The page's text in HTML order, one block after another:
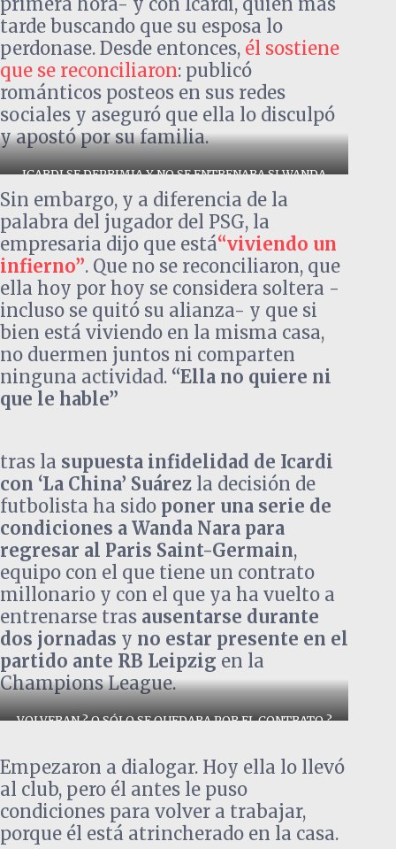
tarde buscando que su esposa lo
perdonase. Desde entonces, él sostiene
que se reconciliaron: publicó
románticos posteos en sus redes
sociales y aseguró que ella lo disculpó
y apostó por su familia.
ICARDI SE DEPRIMIA Y NO SE ENTRENABA SI WANDA
NARA NO LO PERDONARA
Sin embargo, y a diferencia de la
palabra del jugador del PSG, la
empresaria dijo que está“viviendo un
infierno”. Que no se reconciliaron, que
ella hoy por hoy se considera soltera -
incluso se quitó su alianza- y que si
bien está viviendo en la misma casa,
no duermen juntos ni comparten
ninguna actividad. “Ella no quiere ni
que le hable”
tras la supuesta infidelidad de Icardi
con ‘La China’ Suárez la decisión de
futbolista ha sido poner una serie de
condiciones a Wanda Nara para
regresar al Paris Saint-Germain,
equipo con el que tiene un contrato
millonario y con el que ya ha vuelto a
entrenarse tras ausentarse durante
dos jornadas y no estar presente en el
partido ante RB Leipzig en la
Champions League.
VOLVERAN ? O SÓLO SE QUEDARA POR EL CONTRATO ?
Empezaron a dialogar. Hoy ella lo llevó
al club, pero él antes le puso
condiciones para volver a trabajar,
porque él está atrincherado en la casa.